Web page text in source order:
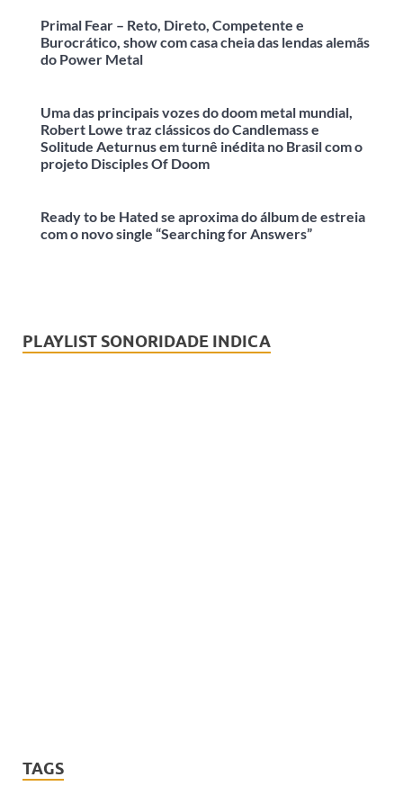
Primal Fear – Reto, Direto, Competente e
Burocrático, show com casa cheia das lendas alemãs
do Power Metal
Uma das principais vozes do doom metal mundial,
Robert Lowe traz clássicos do Candlemass e
Solitude Aeturnus em turnê inédita no Brasil com o
projeto Disciples Of Doom
Ready to be Hated se aproxima do álbum de estreia
com o novo single “Searching for Answers”
PLAYLIST SONORIDADE INDICA
TAGS